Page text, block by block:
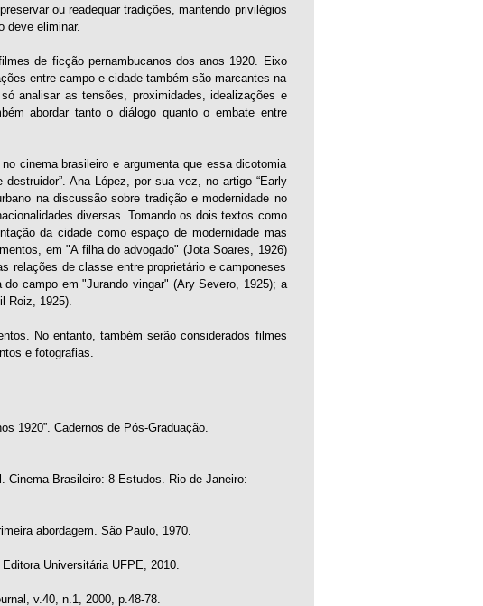
ou readequar tradições, mantendo privilégios
deve eliminar.
de ficção pernambucanos dos anos 1920. Eixo
entre campo e cidade também são marcantes na
analisar as tensões, proximidades, idealizações e
abordar tanto o diálogo quanto o embate entre
cinema brasileiro e argumenta que essa dicotomia
Ana López, por sua vez, no artigo “Early
na discussão sobre tradição e modernidade no
diversas. Tomando os dois textos como
da cidade como espaço de modernidade mas
em "A filha do advogado" (Jota Soares, 1926)
relações de classe entre proprietário e camponeses
campo em "Jurando vingar" (Ary Severo, 1925); a
Roiz, 1925).
No entanto, também serão considerados filmes
e fotografias.
1920”. Cadernos de Pós-Graduação.
Cinema Brasileiro: 8 Estudos. Rio de Janeiro:
abordagem. São Paulo, 1970.
Universitária UFPE, 2010.
v.40, n.1, 2000, p.48-78.